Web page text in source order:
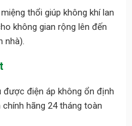
thổi giúp không khí lan
không gian rộng lên đến
nhà).
được điện áp không ổn định
hãng 24 tháng toàn